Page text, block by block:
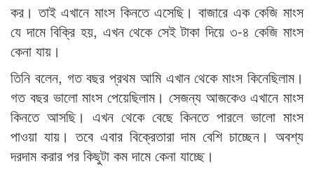
কর। তাই এখানে মাংস কিনতে এসেছি। বাজারে এক কেজি মাংস
যে দামে বিক্রি হয়, এখন থেকে সেই টাকা দিয়ে ৩-৪ কেজি মাংস
কেনা যায়।
তিনি বলেন, গত বছর প্রথম আমি এখান থেকে মাংস কিনেছিলাম।
গত বছর ভালো মাংস পেয়েছিলাম। সেজন্য আজকেও এখানে মাংস
কিনতে আসছি। এখন থেকে বেছে কিনতে পারলে ভালো মাংস
পাওয়া যায়। তবে এবার বিক্রেতারা দাম বেশি চাচ্ছেন। অবশ্য
দরদাম করার পর কিছুটা কম দামে কেনা যাচ্ছে।